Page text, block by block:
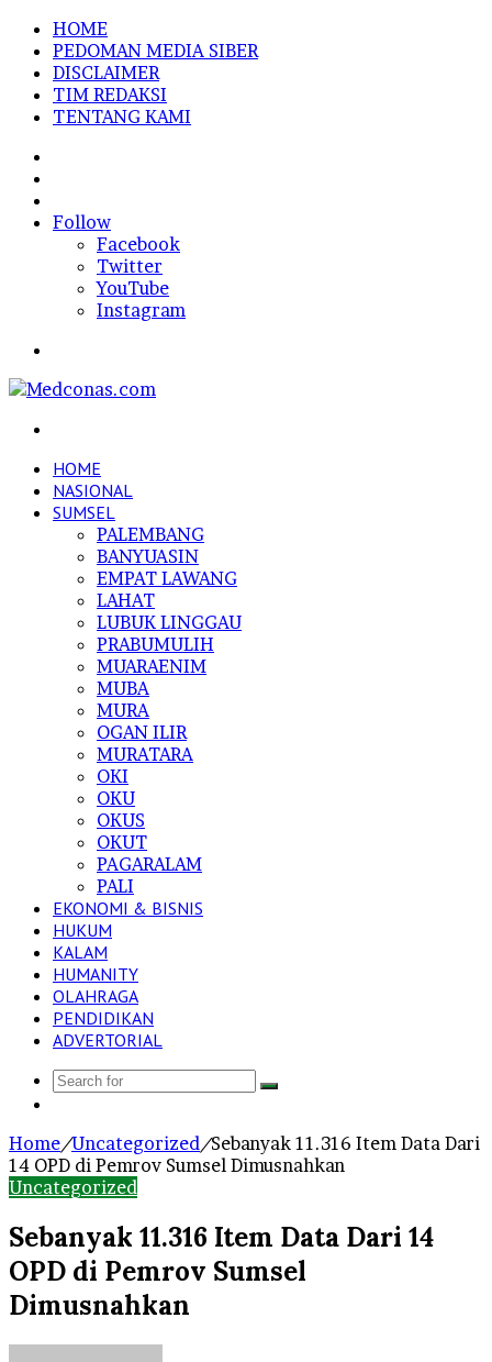
HOME
PEDOMAN MEDIA SIBER
DISCLAIMER
TIM REDAKSI
TENTANG KAMI
In
Follow
Facebook
Twitter
YouTube
Instagram
HOME
NASIONAL
SUMSEL
PALEMBANG
BANYUASIN
EMPAT LAWANG
LAHAT
LUBUK LINGGAU
PRABUMULIH
MUARAENIM
MUBA
MURA
OGAN ILIR
MURATARA
OKI
OKU
OKUS
OKUT
PAGARALAM
PALI
EKONOMI & BISNIS
HUKUM
KALAM
HUMANITY
OLAHRAGA
PENDIDIKAN
ADVERTORIAL
Search
Home/Uncategorized/Sebanyak 11.316 Item Data Dari
14 OPD di Pemrov Sumsel Dimusnahkan
Uncategorized
Sebanyak 11.316 Item Data Dari 14
OPD di Pemrov Sumsel
Dimusnahkan